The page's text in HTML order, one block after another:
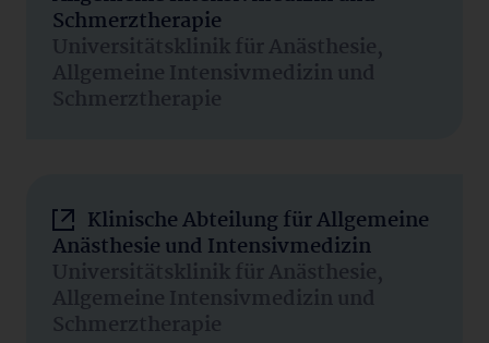
Schmerztherapie
Universitätsklinik für Anästhesie,
Allgemeine Intensivmedizin und
Schmerztherapie
Klinische Abteilung für Allgemeine
Anästhesie und Intensivmedizin
Universitätsklinik für Anästhesie,
Allgemeine Intensivmedizin und
Schmerztherapie